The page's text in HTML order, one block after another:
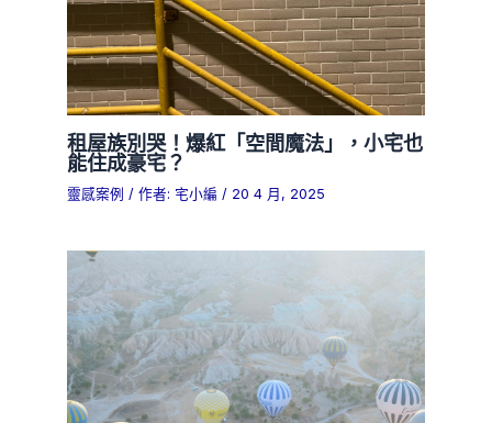
租屋族別哭！爆紅「空間魔法」，小宅也
能住成豪宅？
靈感案例 / 作者: 宅小編/ 20 4 月, 2025